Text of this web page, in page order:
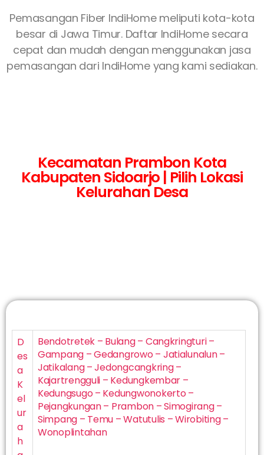
Pemasangan Fiber IndiHome meliputi kota-kota
besar di Jawa Timur. Daftar IndiHome secara
cepat dan mudah dengan menggunakan jasa
pemasangan dari IndiHome yang kami sediakan.
Kecamatan Prambon Kota
Kabupaten Sidoarjo | Pilih Lokasi
Kelurahan Desa
D
es
a
K
el
ur
a
h
Bendotretek – Bulang – Cangkringturi –
Gampang – Gedangrowo – Jatialunalun –
Jatikalang – Jedongcangkring –
Kajartrengguli – Kedungkembar –
Kedungsugo – Kedungwonokerto –
Pejangkungan – Prambon – Simogirang –
Simpang – Temu – Watutulis – Wirobiting –
Wonoplintahan